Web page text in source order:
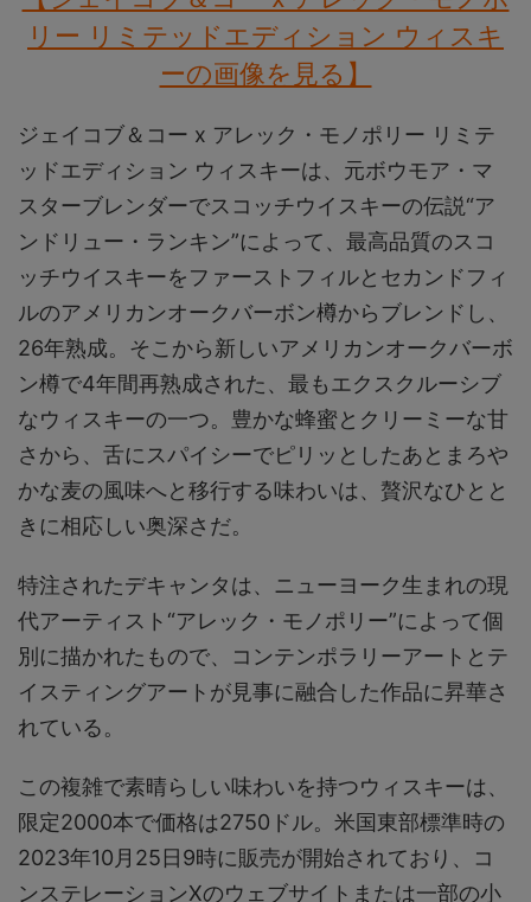
リー リミテッドエディション ウィスキ
ーの画像を見る】
ジェイコブ＆コー x アレック・モノポリー リミテ
ッドエディション ウィスキーは、元ボウモア・マ
スターブレンダーでスコッチウイスキーの伝説“ア
ンドリュー・ランキン”によって、最高品質のスコ
ッチウイスキーをファーストフィルとセカンドフィ
ルのアメリカンオークバーボン樽からブレンドし、
26年熟成。そこから新しいアメリカンオークバーボ
ン樽で4年間再熟成された、最もエクスクルーシブ
なウィスキーの一つ。豊かな蜂蜜とクリーミーな甘
さから、舌にスパイシーでピリッとしたあとまろや
かな麦の風味へと移行する味わいは、贅沢なひとと
きに相応しい奥深さだ。
特注されたデキャンタは、ニューヨーク生まれの現
代アーティスト“アレック・モノポリー”によって個
別に描かれたもので、コンテンポラリーアートとテ
イスティングアートが見事に融合した作品に昇華さ
れている。
この複雑で素晴らしい味わいを持つウィスキーは、
限定2000本で価格は2750ドル。米国東部標準時の
2023年10月25日9時に販売が開始されており、コ
ンステレーションXのウェブサイトまたは一部の小